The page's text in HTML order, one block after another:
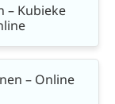
– Kubieke
– Online